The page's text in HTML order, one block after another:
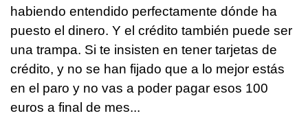
habiendo entendido perfectamente dónde ha
puesto el dinero. Y el crédito también puede ser
una trampa. Si te insisten en tener tarjetas de
crédito, y no se han fijado que a lo mejor estás
en el paro y no vas a poder pagar esos 100
euros a final de mes...